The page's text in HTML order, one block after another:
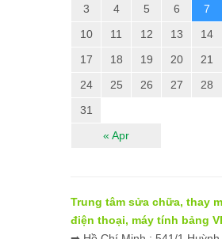
« Apr
3
4 5 6 7
10
11 12 13 14
17
18 19 20 21
24
25 26 27 28
31
Trung tâm sửa chữa, thay
điện thoại, máy tính bảng